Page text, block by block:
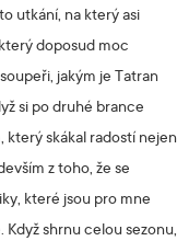
utkání, na který asi
doposud moc
jakým je Tatran
si po druhé brance
který skákal radostí nejen
z toho, že se
které jsou pro mne
shrnu celou sezonu,